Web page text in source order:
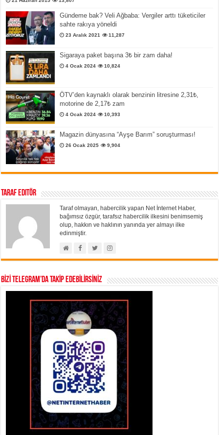
Gündeme bak? Veli Ağbaba: Vergiler arttı tüketiciler
sahte rakıya yöneldi
23 Aralık 2021 11,287
Sigaraya paket başına 3₺ bir zam daha!
4 Ocak 2024 10,824
ÖTV’den kaynaklı olarak benzinin litresine 2,31₺,
motorine de 2,17₺ zam
4 Ocak 2024 10,393
Magazin dünyasına “Ayşe Barım” soruşturması!
26 Ocak 2025 9,904
Taraf Editör
Taraf olmayan, habercilik yapan Net İnternet Haber,
bağımsız özgür, tarafsız habercilik ilkesini benimsemiş
olup, hakkın ve haklının yanında yer almayı ilke
edinmiştir.
BİZİ TELEGRAM’DA TAKİP EDEBİLİRSİNİZ